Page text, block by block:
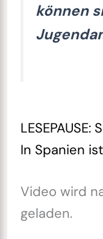
können
In Spanien
Video wird
geladen.